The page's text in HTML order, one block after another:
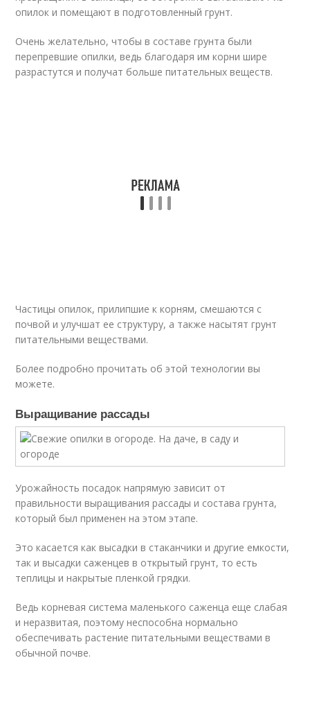
опилок и помещают в подготовленный грунт.
Очень желательно, чтобы в составе грунта были
перепревшие опилки, ведь благодаря им корни шире
разрастутся и получат больше питательных веществ.
Частицы опилок, прилипшие к корням, смешаются с
почвой и улучшат ее структуру, а также насытят грунт
питательными веществами.
Более подробно прочитать об этой технологии вы
можете.
Выращивание рассады
Урожайность посадок напрямую зависит от
правильности выращивания рассады и состава грунта,
который был применен на этом этапе.
Это касается как высадки в стаканчики и другие емкости,
так и высадки саженцев в открытый грунт, то есть
теплицы и накрытые пленкой грядки.
Ведь корневая система маленького саженца еще слабая
и неразвитая, поэтому неспособна нормально
обеспечивать растение питательными веществами в
обычной почве.